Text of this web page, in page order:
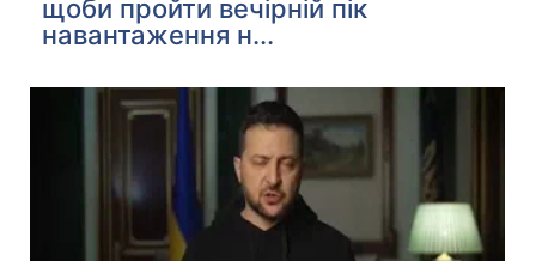
щоби пройти вечірній пік
навантаження н...